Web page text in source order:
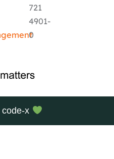
721
4901-
0
code-x